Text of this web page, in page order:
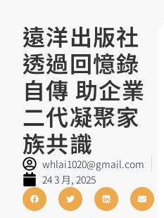
遠洋出版社
透過回憶錄
自傳 助企業
二代凝聚家
族共識
whlai1020@gmail.com
24 3 月, 2025